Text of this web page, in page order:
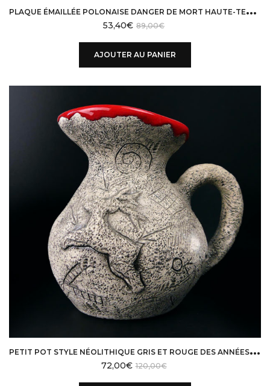
P
LAQUE ÉMAILLÉE POLONAISE DANGER DE MORT HAUTE-TENSION
89,00€
53,40€
AJOUTER AU PANIER
P
ETIT POT STYLE NÉOLITHIQUE GRIS ET ROUGE DES ANNÉES 50 SIGNÉ FRANCIS TRIAY
120,00€
72,00€